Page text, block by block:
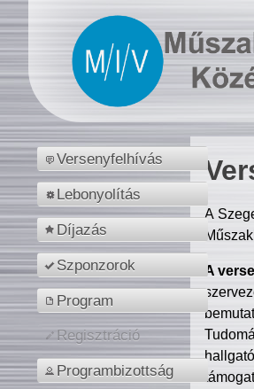
Versenyfelhívás
Lebonyolítás
Díjazás
Szponzorok
Program
Regisztráció
Programbizottság
A
A